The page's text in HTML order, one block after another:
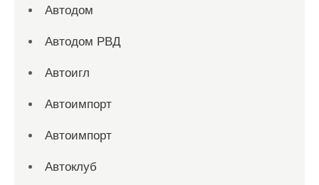
Автодом
Автодом РВД
Автоигл
Автоимпорт
Автоимпорт
Автоклуб